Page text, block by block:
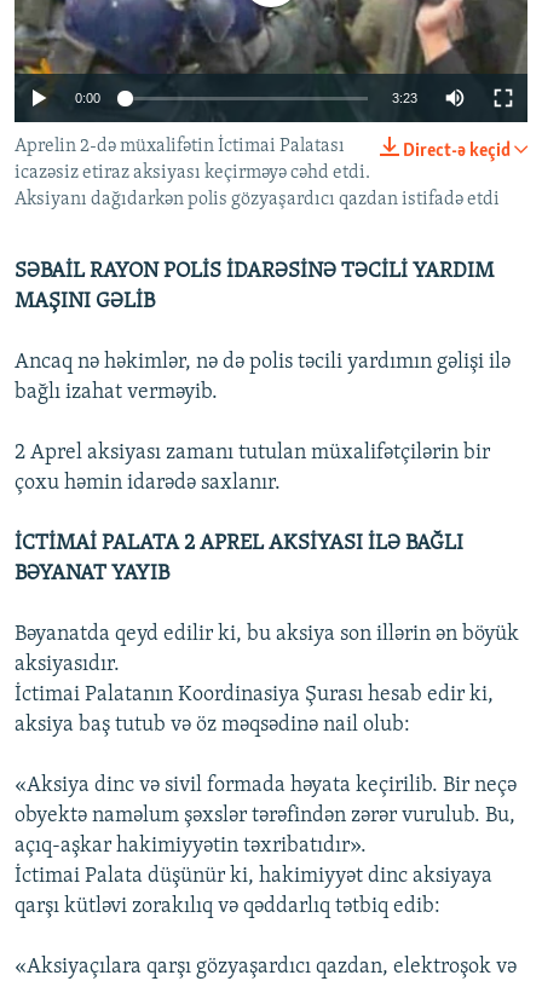
İNFOQRAFIKA
KARIKATURA
AZƏRBAYCAN ƏDƏBIYYATI KITABXANASI
İSLAM VƏ DEMOKRATIYA
İZ - MƏDƏNIYYƏT PROQRAMI
MISSIYAMIZ
PEŞƏ ETIKASI VƏ JURNALISTIKA STANDARTLARIMIZ
MATERIALLARIMIZDAN ISTIFADƏ
AZADLIQRADIOSU MOBIL TELEFONUNUZDA
BIZIMLƏ ƏLAQƏ
BIZI IZLƏ
RFE/RL-in bütün saytları
0:00 3:23
Direct-ə keçid
Aprelin 2-də müxalifətin İctimai Palatası
icazəsiz etiraz aksiyası keçirməyə cəhd etdi.
Aksiyanı dağıdarkən polis gözyaşardıcı qazdan istifadə etdi
SƏBAİL RAYON POLİS İDARƏSİNƏ TƏCİLİ YARDIM
MAŞINI GƏLİB
Ancaq nə həkimlər, nə də polis təcili yardımın gəlişi ilə
bağlı izahat verməyib.
2 Aprel aksiyası zamanı tutulan müxalifətçilərin bir
çoxu həmin idarədə saxlanır.
İCTİMAİ PALATA 2 APREL AKSİYASI İLƏ BAĞLI
BƏYANAT YAYIB
Bəyanatda qeyd edilir ki, bu aksiya son illərin ən böyük
aksiyasıdır.
İctimai Palatanın Koordinasiya Şurası hesab edir ki,
aksiya baş tutub və öz məqsədinə nail olub:
«Aksiya dinc və sivil formada həyata keçirilib. Bir neçə
obyektə naməlum şəxslər tərəfindən zərər vurulub. Bu,
açıq-aşkar hakimiyyətin təxribatıdır».
İctimai Palata düşünür ki, hakimiyyət dinc aksiyaya
qarşı kütləvi zorakılıq və qəddarlıq tətbiq edib:
«Aksiyaçılara qarşı gözyaşardıcı qazdan, elektroşok və